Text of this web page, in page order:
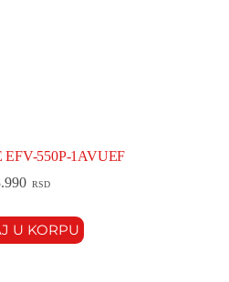
EFV-550P-1AVUEF
RSD
U KORPU